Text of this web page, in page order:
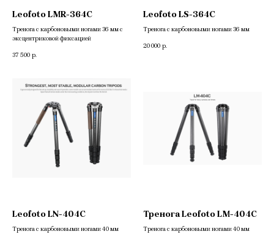
Leofoto LMR-364C
Тренога c карбоновыми ногами 36 мм с
эксцентриковой фиксацией
37 500 р.
Leofoto LS-364C
Тренога c карбоновыми ногами 36 мм
20 000 р.
Leofoto LN-404C
Тренога c карбоновыми ногами 40 мм
Тренога Leofoto LM-404C
Тренога c карбоновыми ногами 40 мм